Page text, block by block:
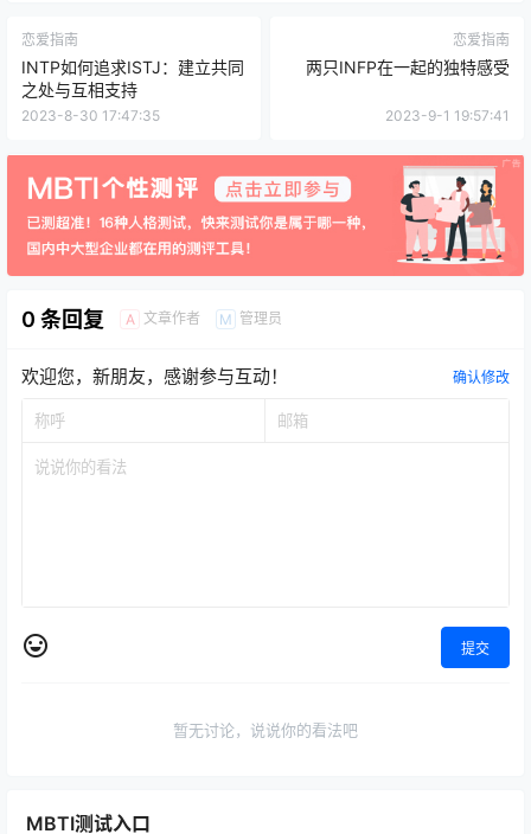
恋爱指南
INTP如何追求ISTJ：建立共同
之处与互相支持
2023-8-30 17:47:35
恋爱指南
两只INFP在一起的独特感受
2023-9-1 19:57:41
0 条回复 A 文章作者 M 管理员
欢迎您，新朋友，感谢参与互动！ 确认修改
提交
暂无讨论，说说你的看法吧
MBTI测试入口